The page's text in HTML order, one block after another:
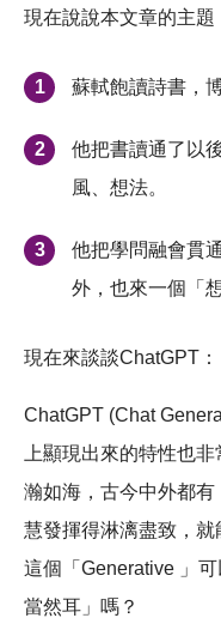
現在說說本文章的主題
蘇軾飽讀詩書，
他把書讀通了以
風、想法。
他把學問融會貫
外，也來一個「
現在來談談ChatGPT：
ChatGPT (Chat
上顯現出來的特性也
瀚如海，古今中外都
慧發揮得淋漓盡致，
這個「Generative 」
當然耳」嗎？